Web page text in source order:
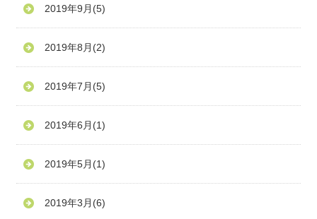
2019年9月 (5)
2019年8月 (2)
2019年7月 (5)
2019年6月 (1)
2019年5月 (1)
2019年3月 (6)